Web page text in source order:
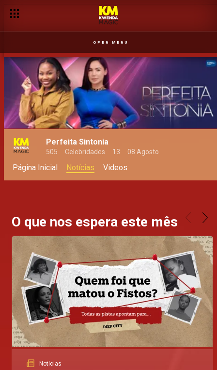
OPEN MENU
Perfeita Sintonia
505 Celebridades 13 08 Agosto
Página Inicial Notícias Videos
O que nos espera este mês
Notícias